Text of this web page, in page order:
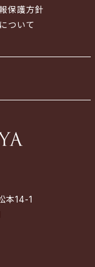
保護方針
ついて
本14-1